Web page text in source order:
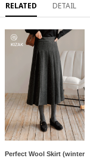
RELATED DETAIL
Perfect Wool Skirt (winter